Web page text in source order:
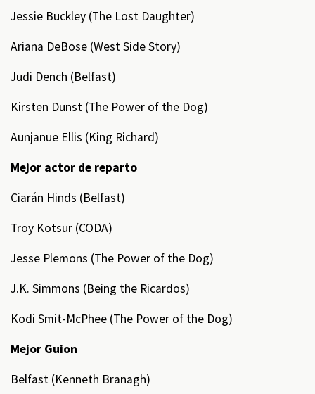
Jessie Buckley (The Lost Daughter)
Ariana DeBose (West Side Story)
Judi Dench (Belfast)
Kirsten Dunst (The Power of the Dog)
Aunjanue Ellis (King Richard)
Mejor actor de reparto
Ciarán Hinds (Belfast)
Troy Kotsur (CODA)
Jesse Plemons (The Power of the Dog)
J.K. Simmons (Being the Ricardos)
Kodi Smit-McPhee (The Power of the Dog)
Mejor Guion
Belfast (Kenneth Branagh)